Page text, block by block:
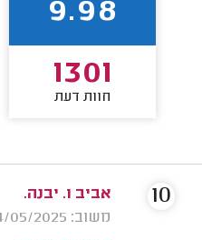
9.98
1301
חוות דעת
אביב ו. יבנה.
משוב: 04/05/2025
10